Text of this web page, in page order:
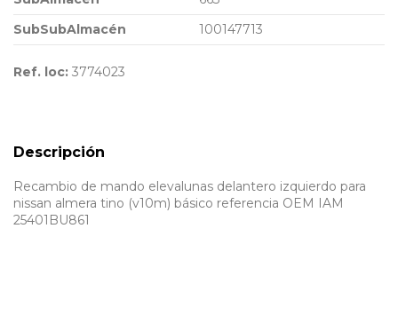
SubSubAlmacén
100147713
Ref. loc: 3774023
Descripción
Recambio de mando elevalunas delantero izquierdo para
nissan almera tino (v10m) básico referencia OEM IAM
25401BU861